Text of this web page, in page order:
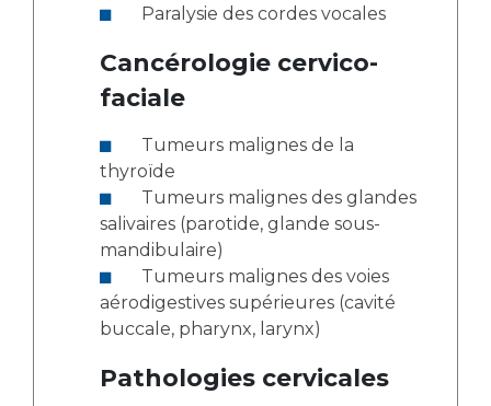
Paralysie des cordes vocales
Cancérologie cervico-
faciale
thyroïde
salivaires (parotide, glande sous-
mandibulaire)
aérodigestives supérieures (cavité
buccale, pharynx, larynx)
Pathologies cervicales